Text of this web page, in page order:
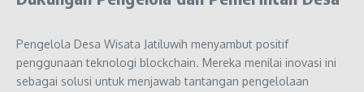
Pengelola Desa Wisata Jatiluwih menyambut positif
penggunaan teknologi blockchain. Mereka menilai inovasi ini
sebagai solusi untuk menjawab tantangan pengelolaan